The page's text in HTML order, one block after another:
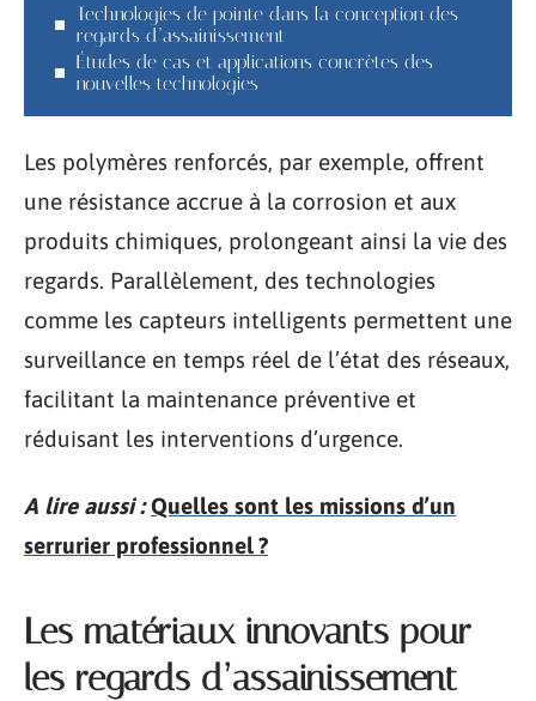
Technologies de pointe dans la conception des
regards d’assainissement
Études de cas et applications concrètes des
nouvelles technologies
Les polymères renforcés, par exemple, offrent
une résistance accrue à la corrosion et aux
produits chimiques, prolongeant ainsi la vie des
regards. Parallèlement, des technologies
comme les capteurs intelligents permettent une
surveillance en temps réel de l’état des réseaux,
facilitant la maintenance préventive et
réduisant les interventions d’urgence.
A lire aussi : Quelles sont les missions d’un
serrurier professionnel ?
Les matériaux innovants pour
les regards d’assainissement